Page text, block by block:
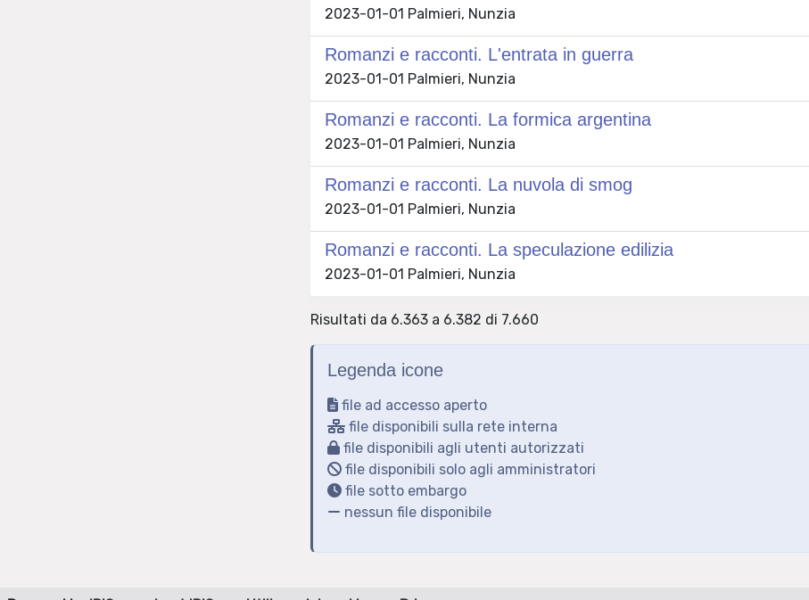
2023-01-01 Palmieri, Nunzia
Romanzi e racconti. L'entrata in guerra
2023-01-01 Palmieri, Nunzia
Romanzi e racconti. La formica argentina
2023-01-01 Palmieri, Nunzia
Romanzi e racconti. La nuvola di smog
2023-01-01 Palmieri, Nunzia
Romanzi e racconti. La speculazione edilizia
2023-01-01 Palmieri, Nunzia
Risultati da 6.363 a 6.382 di 7.660
Legenda icone
file ad accesso aperto
file disponibili sulla rete interna
file disponibili agli utenti autorizzati
file disponibili solo agli amministratori
file sotto embargo
nessun file disponibile